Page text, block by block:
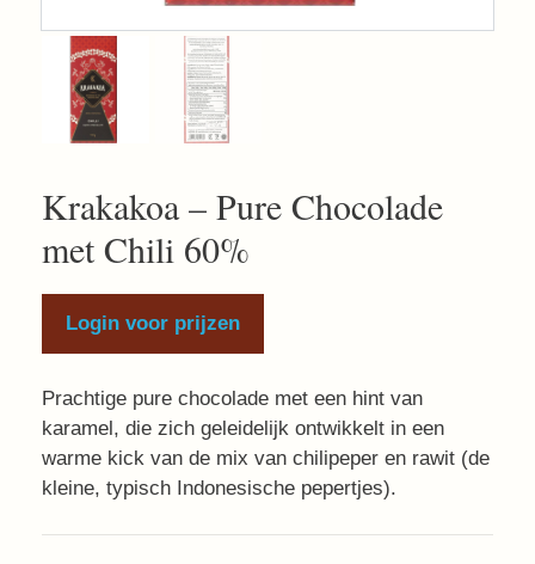
Krakakoa – Pure Chocolade
met Chili 60%
Login voor prijzen
Prachtige pure chocolade met een hint van
karamel, die zich geleidelijk ontwikkelt in een
warme kick van de mix van chilipeper en rawit (de
kleine, typisch Indonesische pepertjes).